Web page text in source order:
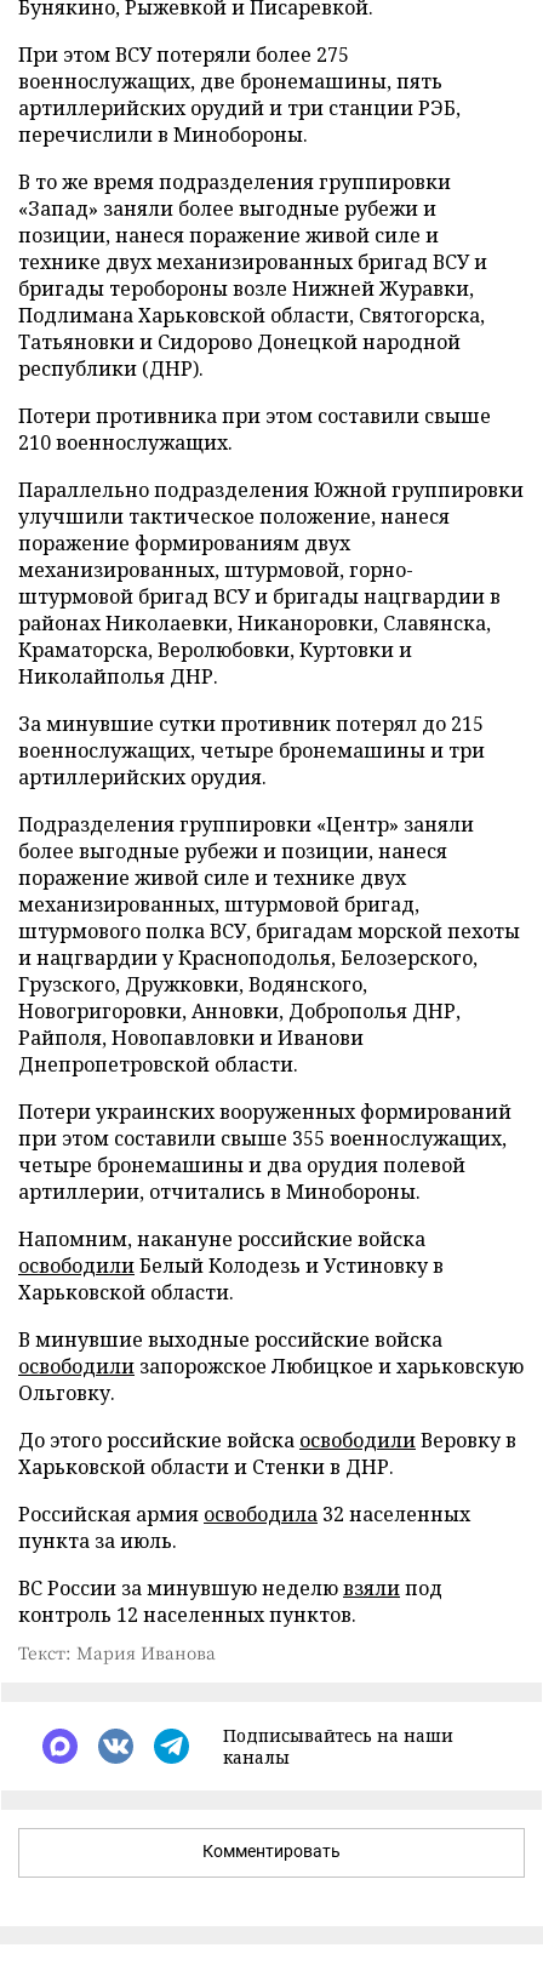
Бунякино, Рыжевкой и Писаревкой.
При этом ВСУ потеряли более 275
военнослужащих, две бронемашины, пять
артиллерийских орудий и три станции РЭБ,
перечислили в Минобороны.
В то же время подразделения группировки
«Запад» заняли более выгодные рубежи и
позиции, нанеся поражение живой силе и
технике двух механизированных бригад ВСУ и
бригады теробороны возле Нижней Журавки,
Подлимана Харьковской области, Святогорска,
Татьяновки и Сидорово Донецкой народной
республики (ДНР).
Потери противника при этом составили свыше
210 военнослужащих.
Параллельно подразделения Южной группировки
улучшили тактическое положение, нанеся
поражение формированиям двух
механизированных, штурмовой, горно-
штурмовой бригад ВСУ и бригады нацгвардии в
районах Николаевки, Никаноровки, Славянска,
Краматорска, Веролюбовки, Куртовки и
Николайполья ДНР.
За минувшие сутки противник потерял до 215
военнослужащих, четыре бронемашины и три
артиллерийских орудия.
Подразделения группировки «Центр» заняли
более выгодные рубежи и позиции, нанеся
поражение живой силе и технике двух
механизированных, штурмовой бригад,
штурмового полка ВСУ, бригадам морской пехоты
и нацгвардии у Красноподолья, Белозерского,
Грузского, Дружковки, Водянского,
Новогригоровки, Анновки, Доброполья ДНР,
Райполя, Новопавловки и Иванови
Днепропетровской области.
Потери украинских вооруженных формирований
при этом составили свыше 355 военнослужащих,
четыре бронемашины и два орудия полевой
артиллерии, отчитались в Минобороны.
Напомним, накануне российские войска
освободилиБелый Колодезь и Устиновку в
Харьковской области.
В минувшие выходные российские войска
освободили запорожское Любицкое и харьковскую
Ольговку.
До этого российские войска освободилиВеровку в
Харьковской области и Стенки в ДНР.
Российская армия освободила 32 населенных
пункта за июль.
ВС России за минувшую неделювзялипод
контроль 12 населенных пунктов.
Текст: Мария Иванова
Подписывайтесь на наши
каналы
Комментировать